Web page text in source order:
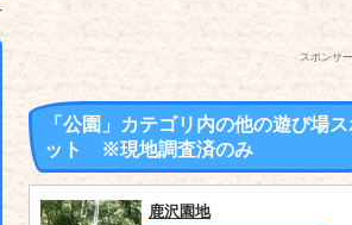
スポンサ
「公園」カテゴリ内の他の遊び場
ット ※現地調査済のみ
鹿沢園地